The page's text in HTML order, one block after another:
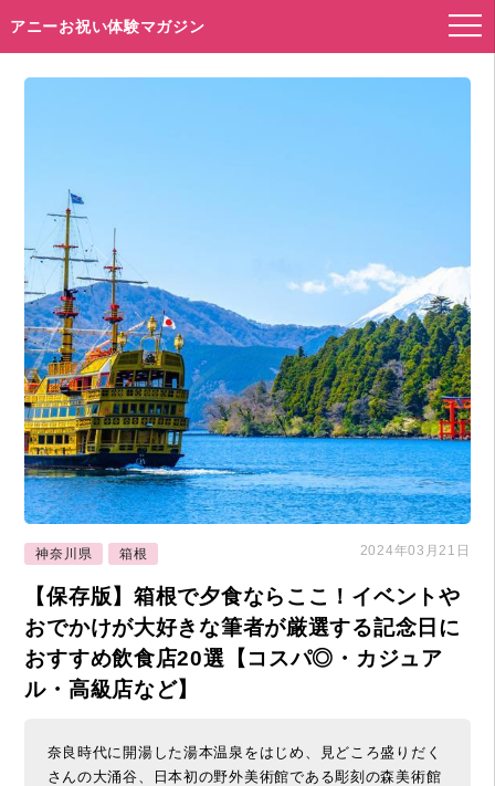
アニーお祝い体験マガジン
神奈川県 箱根 2024年03月21日
【保存版】箱根で夕食ならここ！イベントや
おでかけが大好きな筆者が厳選する記念日に
おすすめ飲食店20選【コスパ◎・カジュア
ル・高級店など】
奈良時代に開湯した湯本温泉をはじめ、見どころ盛りだく
さんの大涌谷、日本初の野外美術館である彫刻の森美術館